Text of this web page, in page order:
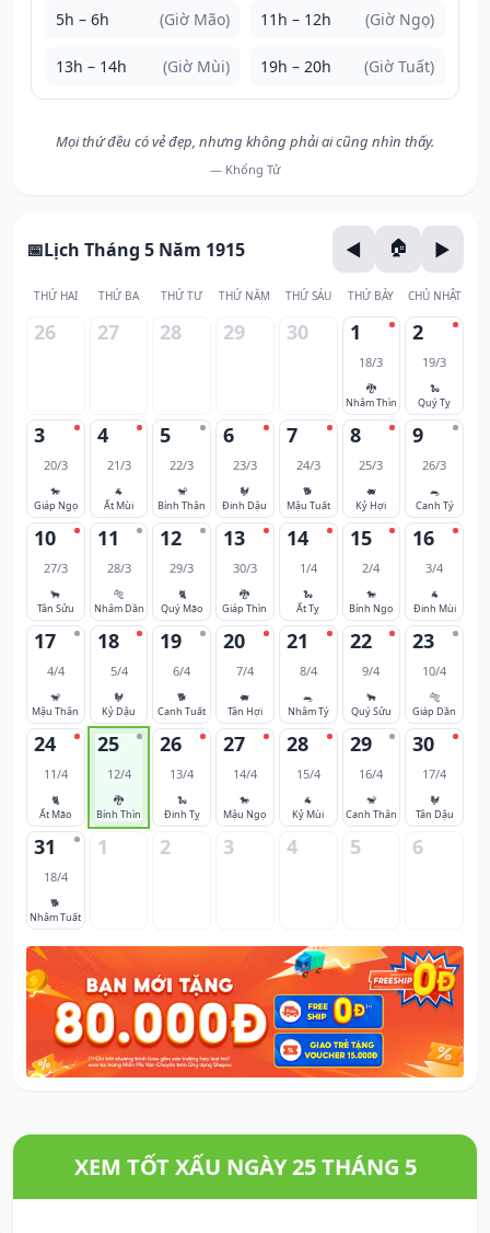
5h – 6h (Giờ Mão) 11h – 12h (Giờ Ngọ)
13h – 14h (Giờ Mùi) 19h – 20h (Giờ Tuất)
Mọi thứ đều có vẻ đẹp, nhưng không phải ai cũng nhìn thấy.
— Khổng Tử
Lịch Tháng 5 Năm 1915
THỨ HAI THỨ BA THỨ TƯ THỨ NĂM THỨ SÁU THỨ BẢY CHỦ NHẬT
26 27 28 29 30 1
18/3
🐉
Nhâm Thìn
2
19/3
🐍
Quý Tỵ
3
20/3
🐎
Giáp Ngọ
4
21/3
🐐
Ất Mùi
5
22/3
🐒
Bính Thân
6
23/3
🐓
Đinh Dậu
7
24/3
🐕
Mậu Tuất
8
25/3
🐖
Kỷ Hợi
9
26/3
🐀
Canh Tý
10
27/3
🐂
Tân Sửu
11
28/3
🐅
Nhâm Dần
12
29/3
🐈
Quý Mão
13
30/3
🐉
Giáp Thìn
14
1/4
🐍
Ất Tỵ
15
2/4
🐎
Bính Ngọ
16
3/4
🐐
Đinh Mùi
17
4/4
🐒
Mậu Thân
18
5/4
🐓
Kỷ Dậu
19
6/4
🐕
Canh Tuất
20
7/4
🐖
Tân Hợi
21
8/4
🐀
Nhâm Tý
22
9/4
🐂
Quý Sửu
23
10/4
🐅
Giáp Dần
24
11/4
🐈
Ất Mão
25
12/4
🐉
Bính Thìn
26
13/4
🐍
Đinh Tỵ
27
14/4
🐎
Mậu Ngọ
28
15/4
🐐
Kỷ Mùi
29
16/4
🐒
Canh Thân
30
17/4
🐓
Tân Dậu
31
18/4
🐕
Nhâm Tuất
1 2 3 4 5 6
XEM TỐT XẤU NGÀY 25 THÁNG 5